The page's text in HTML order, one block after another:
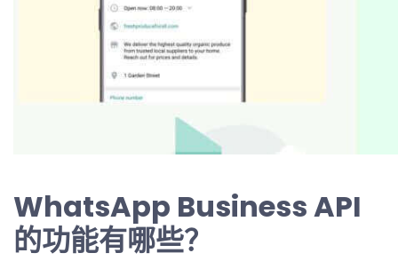
WhatsApp Business API
的功能有哪些？